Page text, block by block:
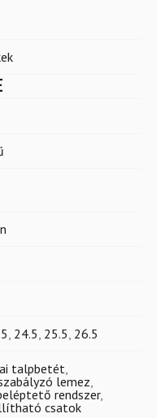
24.5 25.5 26.5
talpbetét
lemez
rendszer,
csatok